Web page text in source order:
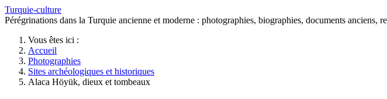
Turquie-culture
Pérégrinations dans la Turquie ancienne et moderne : photographies, biographies, documents anciens,
Vous êtes ici :
Accueil
Photographies
Sites archéologiques et historiques
Alaca Höyük, dieux et tombeaux